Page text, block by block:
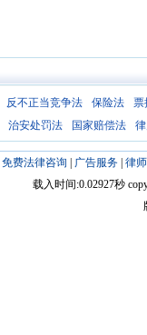
反不正当竞争法 保险法
票
治安处罚法 国家赔偿法
免费法律咨询 广告服务| 律
载入时间:0.02927秒